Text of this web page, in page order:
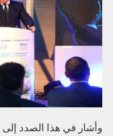
وأشار في هذا الصدد إلى